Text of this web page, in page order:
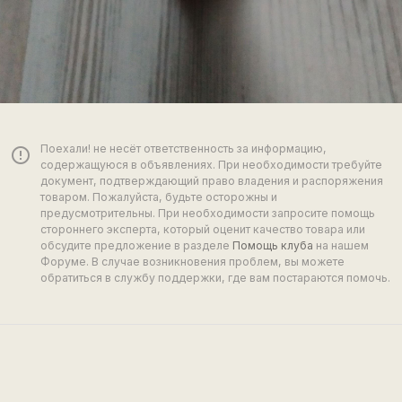
error_outline
Поехали! не несёт ответственность за информацию,
содержащуюся в объявлениях. При необходимости требуйте
документ, подтверждающий право владения и распоряжения
товаром. Пожалуйста, будьте осторожны и
предусмотрительны. При необходимости запросите помощь
стороннего эксперта, который оценит качество товара или
обсудите предложение в разделе Помощь клуба на нашем
Форуме. В случае возникновения проблем, вы можете
обратиться в службу поддержки, где вам постараются помочь.